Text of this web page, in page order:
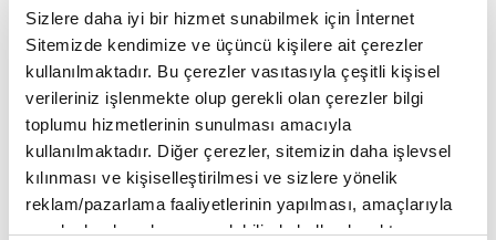
Sizlere daha iyi bir hizmet sunabilmek için İnternet
Sitemizde kendimize ve üçüncü kişilere ait çerezler
kullanılmaktadır. Bu çerezler vasıtasıyla çeşitli kişisel
verileriniz işlenmekte olup gerekli olan çerezler bilgi
toplumu hizmetlerinin sunulması amacıyla
kullanılmaktadır. Diğer çerezler, sitemizin daha işlevsel
kılınması ve kişiselleştirilmesi ve sizlere yönelik
reklam/pazarlama faaliyetlerinin yapılması, amaçlarıyla
sınırlı olarak açık rızanız dahilinde kullanılacaktır.
TÜRK ASKERİ İDLİB'DE NE YAPACAK ?
TSK unsurları, İdlib için belirlenen gerilimi
azaltma bölgesinin sınırları içerisinde yer alacak.
Görevleri, rejim ve yerel askeri unsurlar arasında
büyük ölçüde korunan ateşkesin daha kalıcı hale
getirmek olacak. Bu amaçla TSK unsurları, kontrol
ve gözlem noktaları oluşturacak.